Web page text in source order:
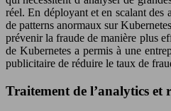
réel. En déployant et en scalant des
de patterns anormaux sur
prévenir la fraude de manière plus
de Kubernetes a permis à une
publicitaire de réduire le taux de
Traitement de l’analytics et